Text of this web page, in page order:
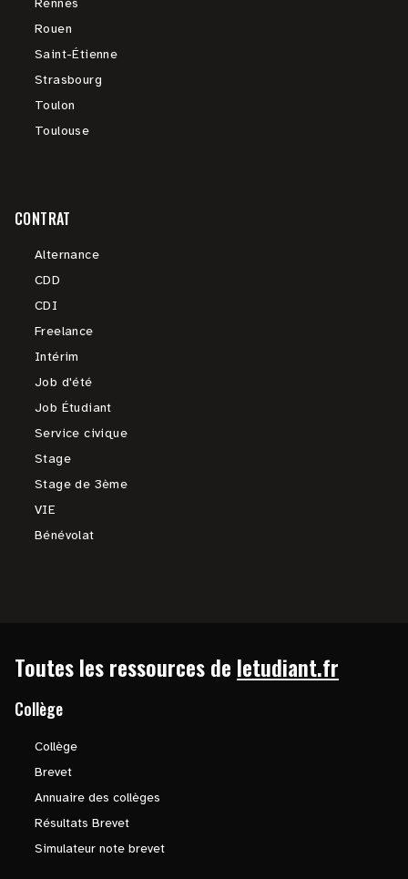
Rennes
Rouen
Saint-Étienne
Strasbourg
Toulon
Toulouse
CONTRAT
Alternance
CDD
CDI
Freelance
Intérim
Job d'été
Job Étudiant
Service civique
Stage
Stage de 3ème
VIE
Bénévolat
Toutes les ressources de letudiant.fr
Collège
Collège
Brevet
Annuaire des collèges
Résultats Brevet
Simulateur note brevet